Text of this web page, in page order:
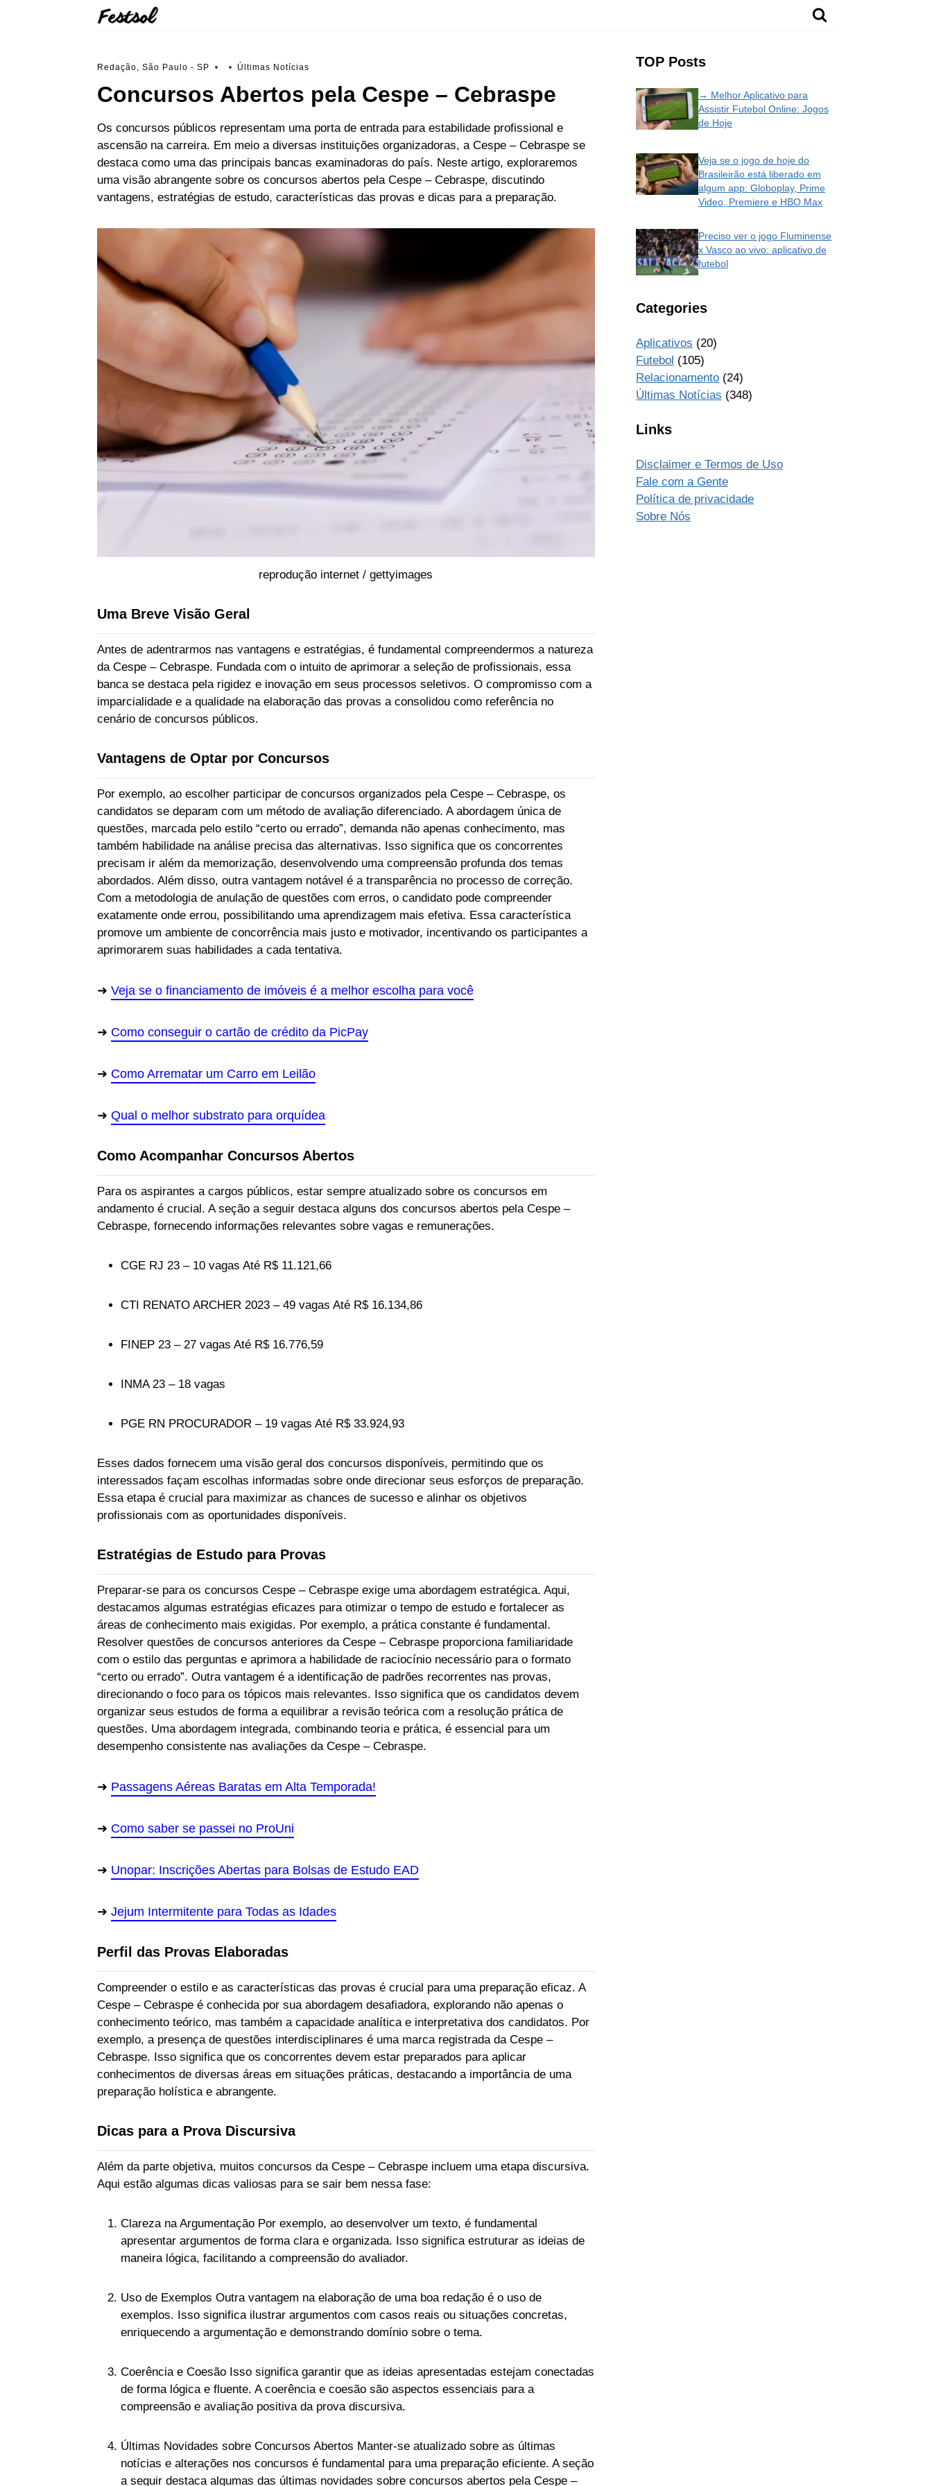
Redação, São Paulo - SP Últimas Notícias
Concursos Abertos pela Cespe – Cebraspe
Os concursos públicos representam uma porta de entrada para estabilidade profissional e
ascensão na carreira. Em meio a diversas instituições organizadoras, a Cespe – Cebraspe se
destaca como uma das principais bancas examinadoras do país. Neste artigo, exploraremos
uma visão abrangente sobre os concursos abertos pela Cespe – Cebraspe, discutindo
vantagens, estratégias de estudo, características das provas e dicas para a preparação.
reprodução internet / gettyimages
Uma Breve Visão Geral
Antes de adentrarmos nas vantagens e estratégias, é fundamental compreendermos a natureza
da Cespe – Cebraspe. Fundada com o intuito de aprimorar a seleção de profissionais, essa
banca se destaca pela rigidez e inovação em seus processos seletivos. O compromisso com a
imparcialidade e a qualidade na elaboração das provas a consolidou como referência no
cenário de concursos públicos.
Vantagens de Optar por Concursos
Por exemplo, ao escolher participar de concursos organizados pela Cespe – Cebraspe, os
candidatos se deparam com um método de avaliação diferenciado. A abordagem única de
questões, marcada pelo estilo “certo ou errado”, demanda não apenas conhecimento, mas
também habilidade na análise precisa das alternativas. Isso significa que os concorrentes
precisam ir além da memorização, desenvolvendo uma compreensão profunda dos temas
abordados. Além disso, outra vantagem notável é a transparência no processo de correção.
Com a metodologia de anulação de questões com erros, o candidato pode compreender
exatamente onde errou, possibilitando uma aprendizagem mais efetiva. Essa característica
promove um ambiente de concorrência mais justo e motivador, incentivando os participantes a
aprimorarem suas habilidades a cada tentativa.
Veja se o financiamento de imóveis é a melhor escolha para você
Como conseguir o cartão de crédito da PicPay
Como Arrematar um Carro em Leilão
Qual o melhor substrato para orquídea
Como Acompanhar Concursos Abertos
Para os aspirantes a cargos públicos, estar sempre atualizado sobre os concursos em
andamento é crucial. A seção a seguir destaca alguns dos concursos abertos pela Cespe –
Cebraspe, fornecendo informações relevantes sobre vagas e remunerações.
CGE RJ 23 – 10 vagas Até R$ 11.121,66
CTI RENATO ARCHER 2023 – 49 vagas Até R$ 16.134,86
FINEP 23 – 27 vagas Até R$ 16.776,59
INMA 23 – 18 vagas
PGE RN PROCURADOR – 19 vagas Até R$ 33.924,93
Esses dados fornecem uma visão geral dos concursos disponíveis, permitindo que os
interessados façam escolhas informadas sobre onde direcionar seus esforços de preparação.
Essa etapa é crucial para maximizar as chances de sucesso e alinhar os objetivos
profissionais com as oportunidades disponíveis.
Estratégias de Estudo para Provas
Preparar-se para os concursos Cespe – Cebraspe exige uma abordagem estratégica. Aqui,
destacamos algumas estratégias eficazes para otimizar o tempo de estudo e fortalecer as
áreas de conhecimento mais exigidas. Por exemplo, a prática constante é fundamental.
Resolver questões de concursos anteriores da Cespe – Cebraspe proporciona familiaridade
com o estilo das perguntas e aprimora a habilidade de raciocínio necessário para o formato
“certo ou errado”. Outra vantagem é a identificação de padrões recorrentes nas provas,
direcionando o foco para os tópicos mais relevantes. Isso significa que os candidatos devem
organizar seus estudos de forma a equilibrar a revisão teórica com a resolução prática de
questões. Uma abordagem integrada, combinando teoria e prática, é essencial para um
desempenho consistente nas avaliações da Cespe – Cebraspe.
Passagens Aéreas Baratas em Alta Temporada!
Como saber se passei no ProUni
Unopar: Inscrições Abertas para Bolsas de Estudo EAD
Jejum Intermitente para Todas as Idades
Perfil das Provas Elaboradas
Compreender o estilo e as características das provas é crucial para uma preparação eficaz. A
Cespe – Cebraspe é conhecida por sua abordagem desafiadora, explorando não apenas o
conhecimento teórico, mas também a capacidade analítica e interpretativa dos candidatos. Por
exemplo, a presença de questões interdisciplinares é uma marca registrada da Cespe –
Cebraspe. Isso significa que os concorrentes devem estar preparados para aplicar
conhecimentos de diversas áreas em situações práticas, destacando a importância de uma
preparação holística e abrangente.
Dicas para a Prova Discursiva
Além da parte objetiva, muitos concursos da Cespe – Cebraspe incluem uma etapa discursiva.
Aqui estão algumas dicas valiosas para se sair bem nessa fase:
Clareza na Argumentação Por exemplo, ao desenvolver um texto, é fundamental
apresentar argumentos de forma clara e organizada. Isso significa estruturar as ideias de
maneira lógica, facilitando a compreensão do avaliador.
Uso de Exemplos Outra vantagem na elaboração de uma boa redação é o uso de
exemplos. Isso significa ilustrar argumentos com casos reais ou situações concretas,
enriquecendo a argumentação e demonstrando domínio sobre o tema.
Coerência e Coesão Isso significa garantir que as ideias apresentadas estejam conectadas
de forma lógica e fluente. A coerência e coesão são aspectos essenciais para a
compreensão e avaliação positiva da prova discursiva.
Últimas Novidades sobre Concursos Abertos Manter-se atualizado sobre as últimas
notícias e alterações nos concursos é fundamental para uma preparação eficiente. A seção
a seguir destaca algumas das últimas novidades sobre concursos abertos pela Cespe –
TOP Posts
→ Melhor Aplicativo para
Assistir Futebol Online: Jogos
de Hoje
Veja se o jogo de hoje do
Brasileirão está liberado em
algum app: Globoplay, Prime
Video, Premiere e HBO Max
Preciso ver o jogo Fluminense
x Vasco ao vivo: aplicativo de
futebol
Categories
Aplicativos (20)
Futebol (105)
Relacionamento (24)
Últimas Notícias (348)
Links
Disclaimer e Termos de Uso
Fale com a Gente
Política de privacidade
Sobre Nós